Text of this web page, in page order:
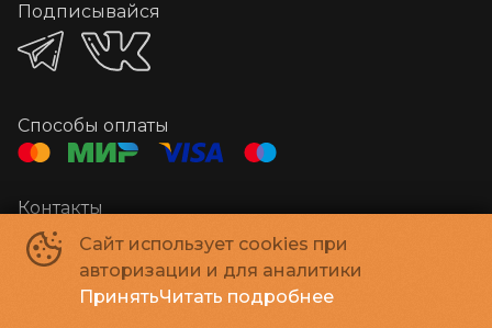
Сайт использует cookies при
авторизации и для аналитики
ПринятьЧитать подробнее
Подписывайся
Способы оплаты
Контакты
Администратор +7 384-29-03000
E-mail
megakino42@mail.ru